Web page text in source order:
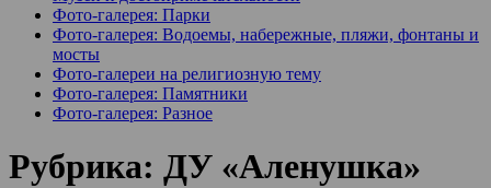
Фото-галерея: Парки
Фото-галерея: Водоемы, набережные, пляжи, фонтаны и
мосты
Фото-галереи на религиозную тему
Фото-галерея: Памятники
Фото-галерея: Разное
Рубрика: ДУ «Аленушка»